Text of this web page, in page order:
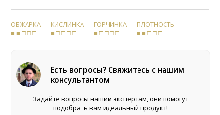
ОБЖАРКА
■ ■ □ □ □
КИСЛИНКА
■ □ □ □ □
ГОРЧИНКА
■ □ □ □ □
ПЛОТНОСТЬ
■ ■ □ □ □
Есть вопросы? Свяжитесь с нашим
консультантом
Задайте вопросы нашим экспертам, они помогут
подобрать вам идеальный продукт!